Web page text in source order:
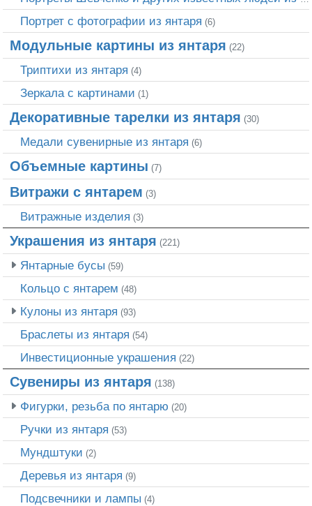
Портрет c фотографии из янтаря (6)
Модульные картины из янтаря (22)
Триптихи из янтаря (4)
Зеркала с картинами (1)
Декоративные тарелки из янтаря (30)
Медали сувенирные из янтаря (6)
Объемные картины (7)
Витражи с янтарем (3)
Витражные изделия (3)
Украшения из янтаря (221)
Янтарные бусы (59)
Кольцо с янтарем (48)
Кулоны из янтаря (93)
Браслеты из янтаря (54)
Инвестиционные украшения (22)
Сувениры из янтаря (138)
Фигурки, резьба по янтарю (20)
Ручки из янтаря (53)
Мундштуки (2)
Деревья из янтаря (9)
Подсвечники и лампы (4)